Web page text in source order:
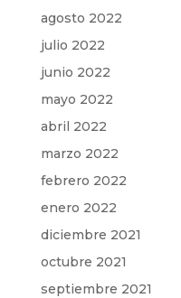
agosto 2022
julio 2022
junio 2022
mayo 2022
abril 2022
marzo 2022
febrero 2022
enero 2022
diciembre 2021
octubre 2021
septiembre 2021